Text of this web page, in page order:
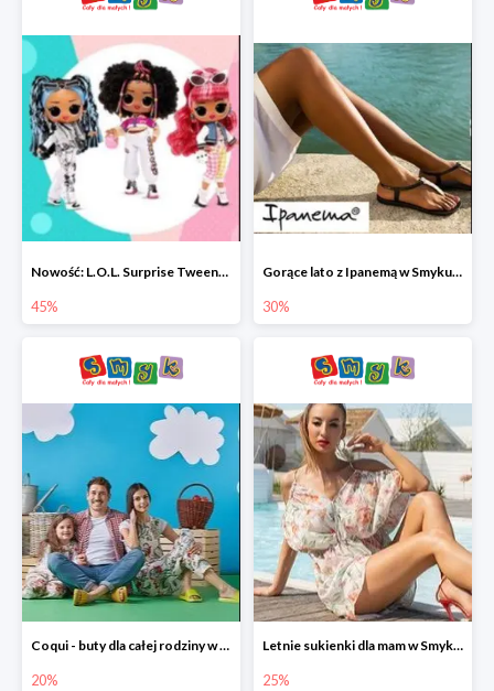
Nowość: L.O.L. Surprise Tweens Doll w Smyku do -45%
45%
Gorące lato z Ipanemą w Smyku do -30%
30%
Coqui - buty dla całej rodziny w Smyku do -20%
20%
Letnie sukienki dla mam w Smyku do -25%
25%